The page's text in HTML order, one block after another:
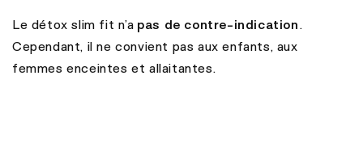
Le détox slim fit n’a pas de contre-indication.
Cependant, il ne convient pas aux enfants, aux
femmes enceintes et allaitantes.